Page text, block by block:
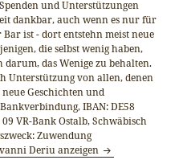
und Unterstützungen
dankbar, auch wenn es nur für
Bar ist - dort entstehn meist neue
die selbst wenig haben,
das Wenige zu behalten.
Unterstützung von allen, denen
Geschichten und
IBAN: DE58
VR-Bank Ostalb, Schwäbisch
Zuwendung
Deriu anzeigen